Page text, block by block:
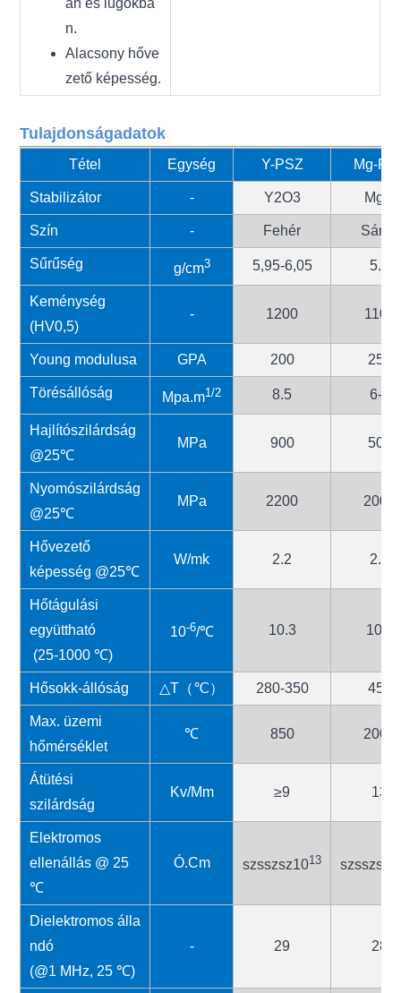
n.
Alacsony hőve
zető képesség.
Tulajdonságadatok
Tétel Egység Y-PSZ Mg-
Stabilizátor - Y2O3 MgO
Szín - Fehér Sárga
Sűrűség g/cm3 5,95-6,05 5.7
Keménység
(HV0,5)
- 1200 1100
Young modulusa GPA 200 250
Törésállóság Mpa.m1/2 8.5 6-7
Hajlítószilárdság
@25℃
MPa 900 500
Nyomószilárdság
@25℃
MPa 2200 2000
Hővezető
képesség @25℃
W/mk 2.2 2.2
Hőtágulási
együttható
(25-1000 ℃)
10-6/℃ 10.3 10.3
Hősokk-állóság △T（℃） 280-350 450
Max. üzemi
hőmérséklet
℃ 850 2000
Átütési
szilárdság
Kv/Mm ≥9 13
Elektromos
ellenállás @ 25
℃
Ó.Cm szsszsz1013
Dielektromos álla
ndó
(@1 MHz, 25 ℃)
- 29 28